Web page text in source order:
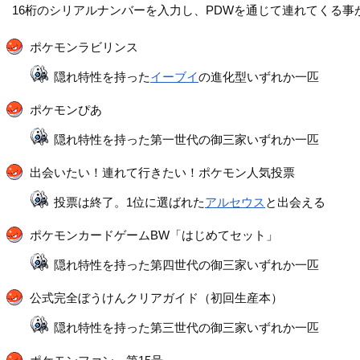
16桁のシリアルナンバーを入力し、PDWを通じて連れてくる事
ポケモンラビリンス
隠れ特性を持ったイーブイの進化型いずれか一匹
ポケモンぴあ
隠れ特性を持った第一世代の御三家いずれか一匹
出会いたい！連れて行きたい！ポケモン人気投票
投票は終了。1位に選ばれたアルセウス と出会える
ポケモンカードゲームBW「はじめてセット」
隠れ特性を持った第四世代の御三家いずれか一匹
公式完全ぼうけんクリアガイド（初回生産本）
隠れ特性を持った第三世代の御三家いずれか一匹